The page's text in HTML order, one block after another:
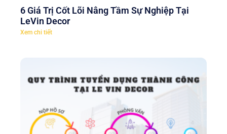
6 Giá Trị Cốt Lõi Nâng Tầm Sự Nghiệp Tại
LeVin Decor
Xem chi tiết